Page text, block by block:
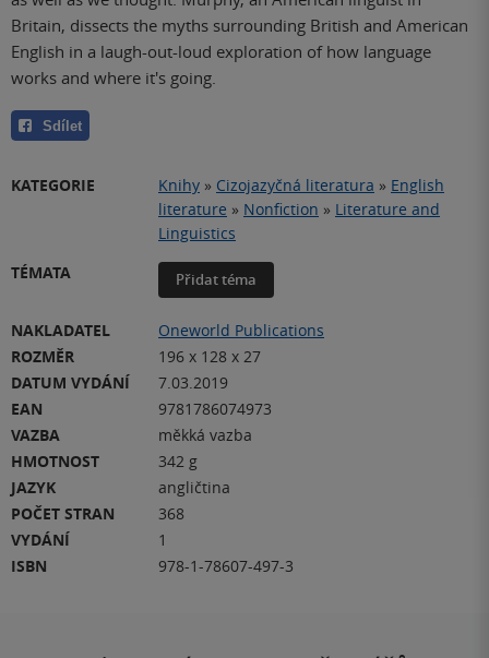
Britain, dissects the myths surrounding British and American
English in a laugh-out-loud exploration of how language
works and where it's going.
Sdílet
KATEGORIE Knihy » Cizojazyčná literatura » English
literature » Nonfiction » Literature and
Linguistics
TÉMATA
Přidat téma
NAKLADATEL
Oneworld Publications
ROZMĚR
196 x 128 x 27
DATUM VYDÁNÍ
7.03.2019
EAN
9781786074973
VAZBA
měkká vazba
HMOTNOST
342 g
JAZYK
angličtina
POČET STRAN
368
VYDÁNÍ
1
ISBN
978-1-78607-497-3